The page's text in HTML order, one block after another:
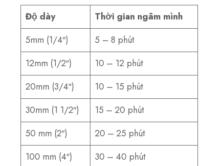
Độ dày
Thời gian ngâm mình
5mm (1/4″)
5 – 8 phút
12mm (1/2″)
10 – 12 phút
20mm (3/4″)
10 – 15 phút
30mm (1 1/2″)
15 – 20 phút
50 mm (2″)
20 – 25 phút
100 mm (4″)
30 – 40 phút